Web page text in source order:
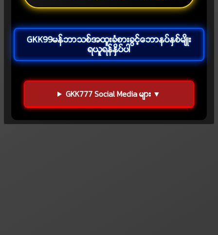
GKK99မန္ဘာသစ္အထူးခံစားခြင့္ေဘာနပ္ႏွစ္မ်ိဳး
ရယူရန္ႏွိပ္ပါ
GKK777 Social Media မ်ား ▼